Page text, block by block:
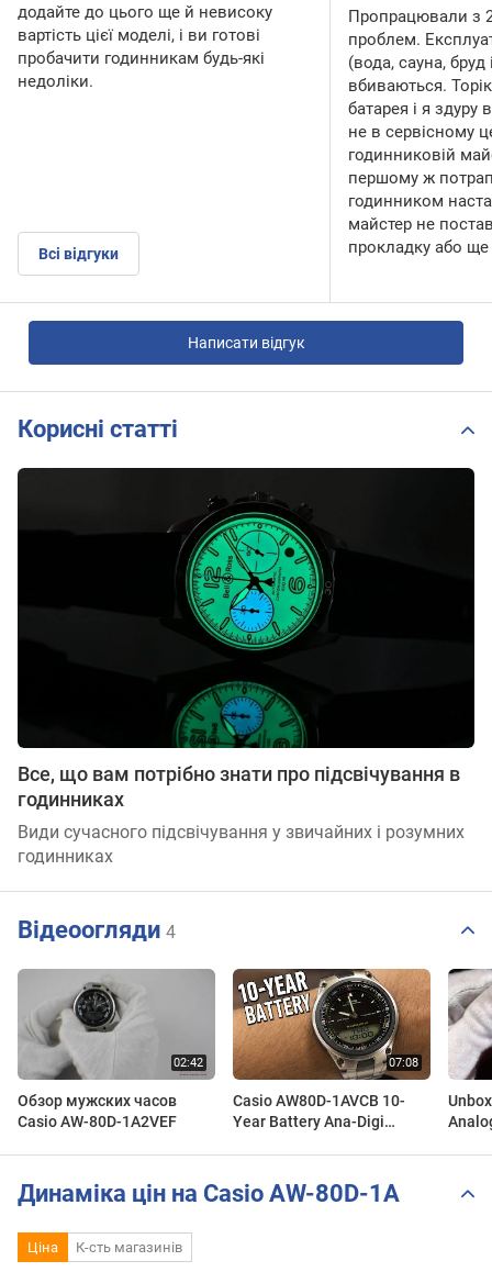
додайте до цього ще й невисоку
вартість цієї моделі, і ви готові
пробачити годинникам будь-які
недоліки.
Всі відгуки
Пропрацювали з
проблем.
(вода, сауна, бруд
вбиваються.
батарея і я здуру
не в сервісному
годинниковій
першому ж
годинником
майстер не
прокладку або
Написати відгук
Корисні статті
Все, що вам потрібно знати про підсвічування в
годинниках
Види сучасного підсвічування у звичайних і розумних
годинниках
Відеоогляди 4
Обзор мужских часов
Casio AW-80D-1A2VEF
Casio AW80D-1AVCB 10-
Year Battery Ana-Digi
Динаміка цін на Casio AW-80D-1A
Ціна К-сть магазинів